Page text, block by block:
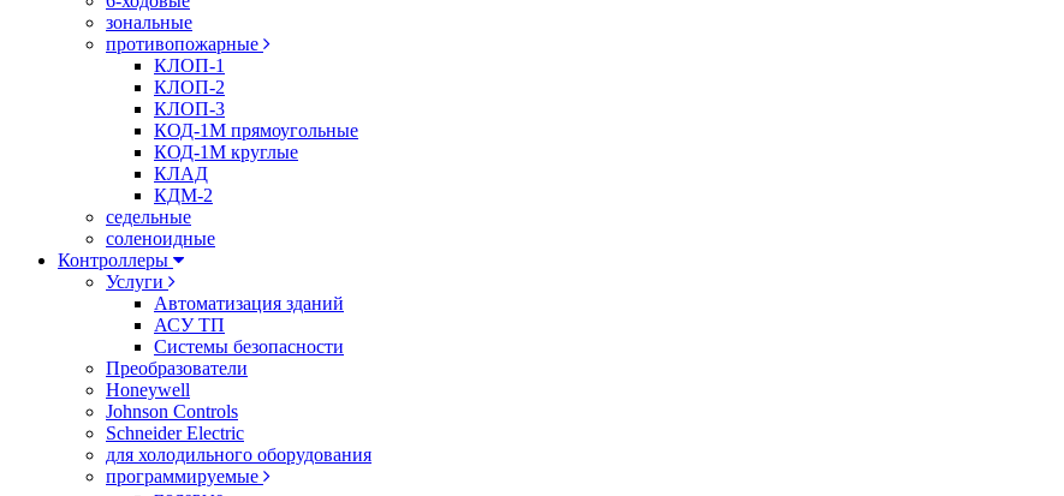
зональные
противопожарные
КЛОП-1
КЛОП-2
КЛОП-3
КОД-1М прямоугольные
КОД-1М круглые
КЛАД
КДМ-2
седельные
соленоидные
Контроллеры
Услуги
Автоматизация зданий
АСУ ТП
Системы безопасности
Преобразователи
Honeywell
Johnson Controls
Schneider Electric
для холодильного оборудования
программируемые